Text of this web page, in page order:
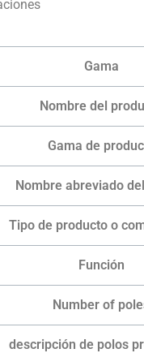
Gama
Nombre del
Gama de
Nombre abreviado
Tipo de producto o
Función
Number of
descripción de polos